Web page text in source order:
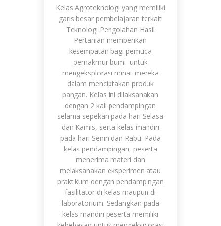
Kelas Agroteknologi yang memiliki
garis besar pembelajaran terkait
Teknologi Pengolahan Hasil
Pertanian memberikan
kesempatan bagi pemuda
pemakmur bumi untuk
mengeksplorasi minat mereka
dalam menciptakan produk
pangan. Kelas ini dilaksanakan
dengan 2 kali pendampingan
selama sepekan pada hari Selasa
dan Kamis, serta kelas mandiri
pada hari Senin dan Rabu. Pada
kelas pendampingan, peserta
menerima materi dan
melaksanakan eksperimen atau
praktikum dengan pendampingan
fasilitator di kelas maupun di
laboratorium. Sedangkan pada
kelas mandiri peserta memiliki